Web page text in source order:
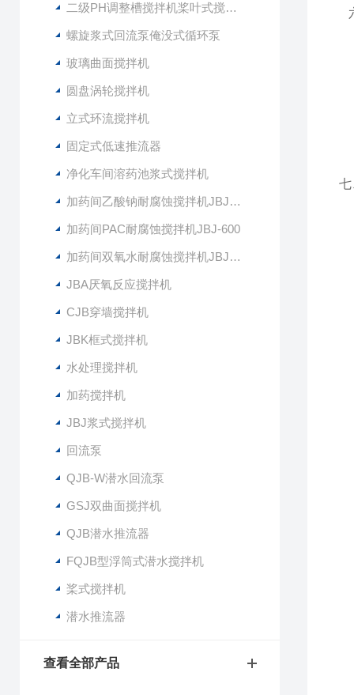
二级PH调整槽搅拌机桨叶式搅拌器
螺旋浆式回流泵俺没式循环泵
玻璃曲面搅拌机
圆盘涡轮搅拌机
立式环流搅拌机
固定式低速推流器
净化车间溶药池浆式搅拌机
加药间乙酸钠耐腐蚀搅拌机JBJ-400
加药间PAC耐腐蚀搅拌机JBJ-600
加药间双氧水耐腐蚀搅拌机JBJ-300
JBA厌氧反应搅拌机
CJB穿墙搅拌机
JBK框式搅拌机
水处理搅拌机
加药搅拌机
JBJ浆式搅拌机
回流泵
QJB-W潜水回流泵
GSJ双曲面搅拌机
QJB潜水推流器
FQJB型浮筒式潜水搅拌机
桨式搅拌机
潜水推流器
查看全部产品
七